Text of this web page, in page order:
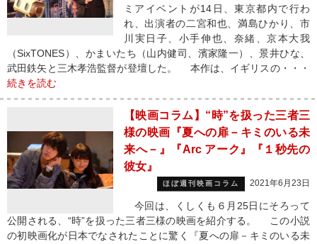
ミアイベントが14日、東京都内で行わ
れ、出演者の二宮和也、満島ひかり、市
川実日子、小手伸也、奈緒、京本大我
（SixTONES）、かまいたち（山内健司、濱家隆一）、景井ひな、
武田鉄矢と三木孝浩監督が登壇した。 本作は、イギリスの・・・
続きを読む
【映画コラム】“時”を扱った三者三
様の映画『夏への扉－キミのいる未
来へ－』『Arc アーク』『１秒先の
彼女』
ほぼ週刊映画コラム 2021年6月23日
今回は、くしくも６月25日にそろって
公開される、“時”を扱った三者三様の映画を紹介する。 この小説
の初映画化が日本でなされたことに驚く『夏への扉－キミのいる未